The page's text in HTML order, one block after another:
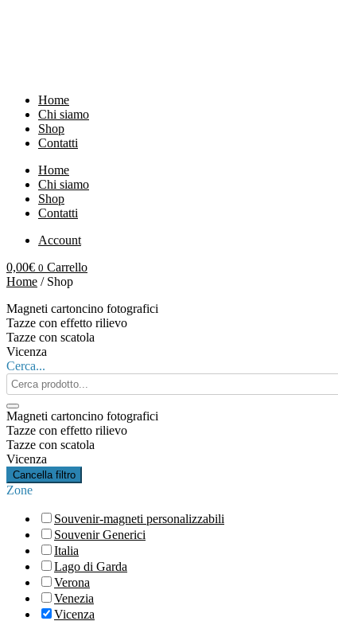
Home
Chi siamo
Shop
Contatti
Home
Chi siamo
Shop
Contatti
Account
0,00€ 0 Carrello
Home / Shop
Magneti cartoncino fotografici
Tazze con effetto rilievo
Tazze con scatola
Vicenza
Cerca...
Search
products:
Magneti cartoncino fotografici
Tazze con effetto rilievo
Tazze con scatola
Vicenza
Cancella filtro
Zone
Souvenir-magneti personalizzabili
Souvenir Generici
Italia
Lago di Garda
Verona
Venezia
Vicenza